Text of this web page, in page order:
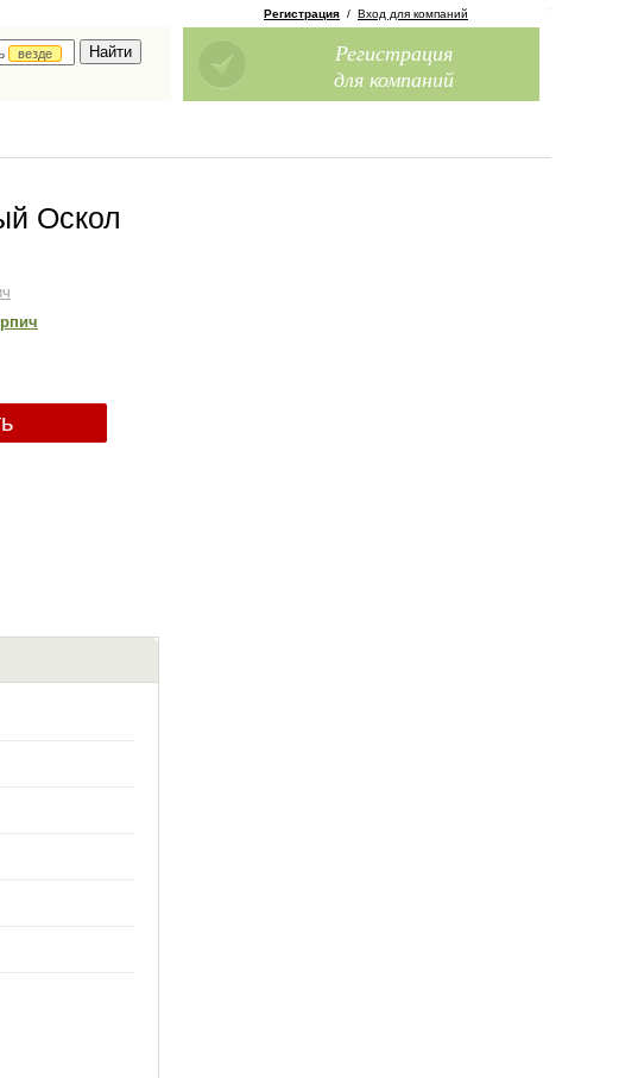
везде
Регистрация / Вход для компаний
Регистрация
для компаний
Оскол